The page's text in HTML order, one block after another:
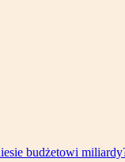
budżetowi